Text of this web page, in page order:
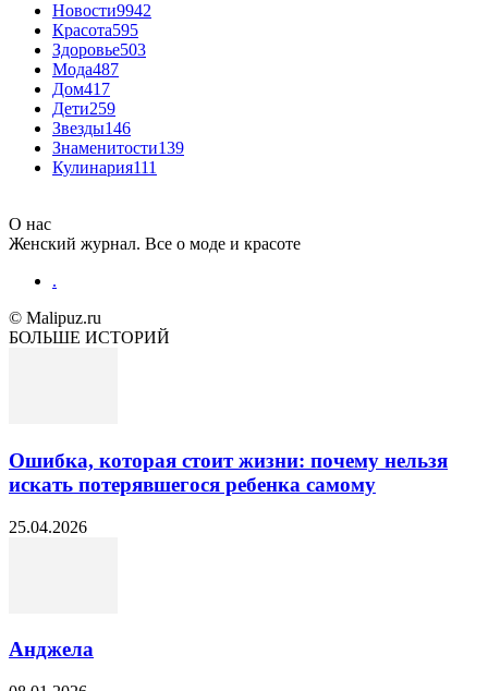
Новости9942
Красота595
Здоровье503
Мода487
Дом417
Дети259
Звезды146
Знаменитости139
Кулинария111
О нас
Женский журнал. Все о моде и красоте
.
© Malipuz.ru
БОЛЬШЕ ИСТОРИЙ
Ошибка, которая стоит жизни: почему нельзя
искать потерявшегося ребенка самому
25.04.2026
Анджела